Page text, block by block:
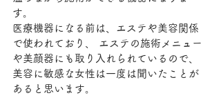
す。
医療機器になる前は、エステや美容関係
で使われており、 エステの施術メニュー
や美顔器にも取り入れられているので、
美容に敏感な女性は一度は聞いたことが
あると思います。